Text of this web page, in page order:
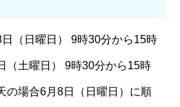
（日曜日） 9時30分から15時
土曜日） 9時30分から15時
の場合6月8日（日曜日）に順